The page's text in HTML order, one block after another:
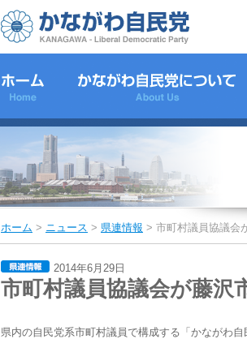
ホーム > ニュース > 県連情報 > 市町村議員協議会
2014年6月29日
市町村議員協議会が藤沢
県内の自民党系市町村議員で構成する「かながわ